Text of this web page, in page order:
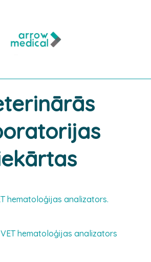
hematoloģijas analizators.
hematoloģijas analizators